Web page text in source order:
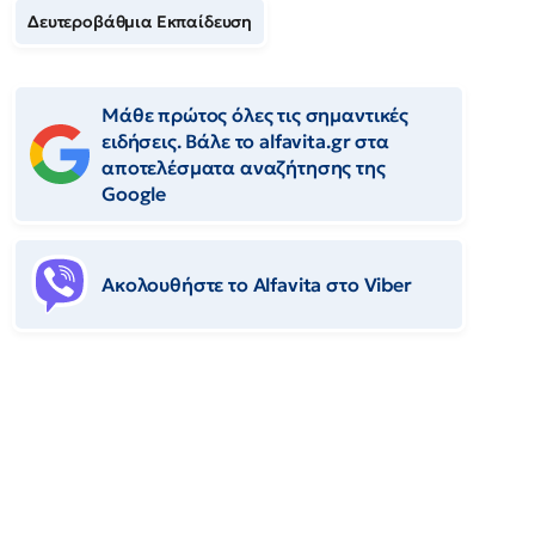
Δευτεροβάθμια Εκπαίδευση
Μάθε πρώτος όλες τις σημαντικές
ειδήσεις. Βάλε το alfavita.gr στα
αποτελέσματα αναζήτησης της
Google
Ακολουθήστε το Αlfavita στο Viber